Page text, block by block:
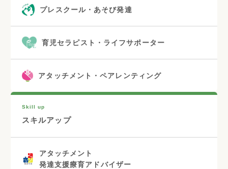
プレスクール・あそび発達
育児セラピスト・ライフサポーター
アタッチメント・ペアレンティング
Skill up
スキルアップ
アタッチメント
発達支援療育アドバイザー